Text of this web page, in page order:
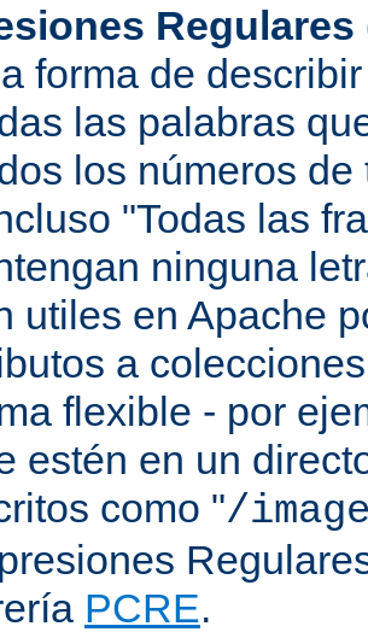
Regulares
forma de
las palabras
los números
"Todas las
ninguna
utiles en Apache
a
flexible - por
estén en un
como "/
PCRE.